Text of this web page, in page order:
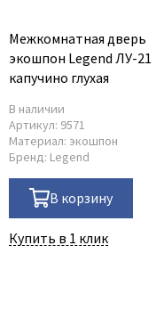
Межкомнатная дверь
экошпон Legend ЛУ-21
капучино глухая
В наличии
Артикул: 9571
Материал: экошпон
Бренд: Legend
В корзину
Купить в 1 клик